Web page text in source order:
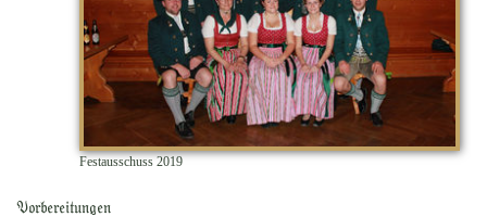
Festausschuss 2019
Vorbereitungen